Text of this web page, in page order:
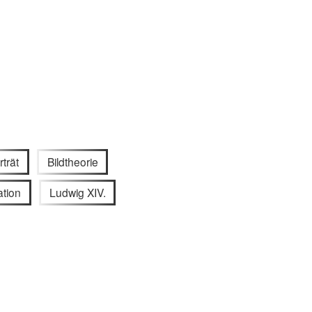
Bildtheorie
Ludwig XIV.